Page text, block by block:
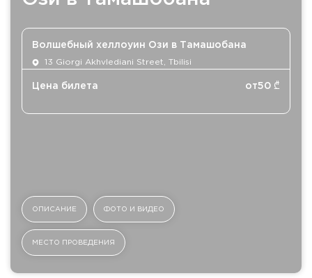
Волшебный хеллоуин Ози в Тамашобана
13 Giorgi Akhvlediani Street, Tbilisi
Цена билета от50 ₾
ОПИСАНИЕ ФОТО И ВИДЕО
МЕСТО ПРОВЕДЕНИЯ